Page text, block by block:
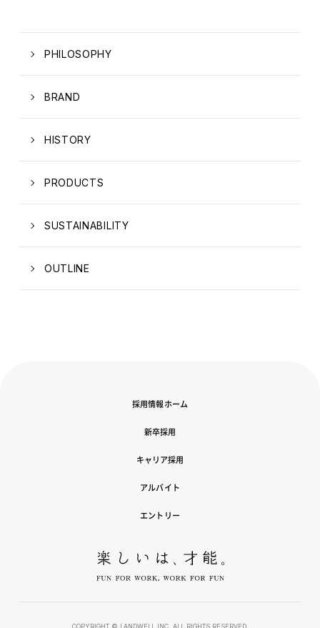
PHILOSOPHY
BRAND
HISTORY
PRODUCTS
SUSTAINABILITY
OUTLINE
採用情報ホーム
新卒採用
キャリア採用
アルバイト
エントリー
COPYRIGHT © LANDWELL.INC. ALL RIGHTS RESERVED.